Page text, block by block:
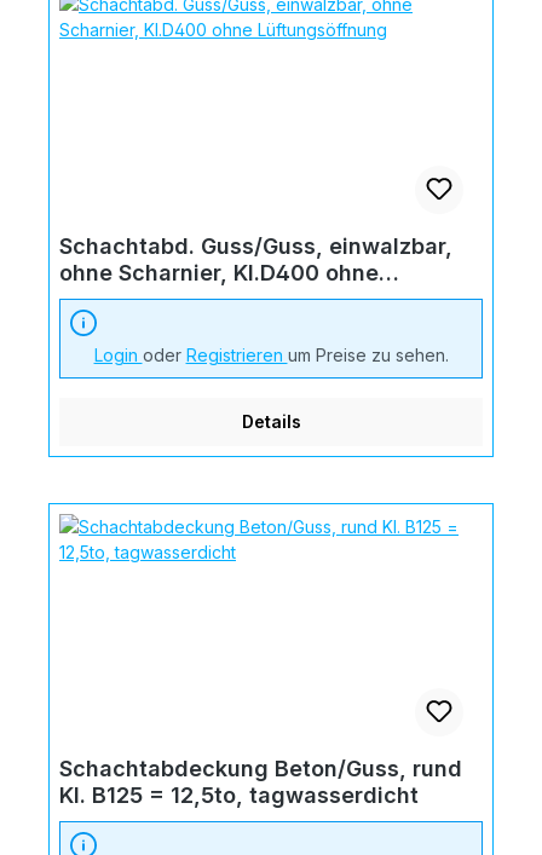
Schachtabd. Guss/Guss, einwalzbar,
ohne Scharnier, Kl.D400 ohne
Lüftungsöffnung
Login oder Registrieren um Preise zu sehen.
Details
Schachtabdeckung Beton/Guss, rund
Kl. B125 = 12,5to, tagwasserdicht